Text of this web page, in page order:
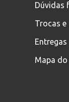
Dúvidas
Trocas e
Entregas
Mapa do